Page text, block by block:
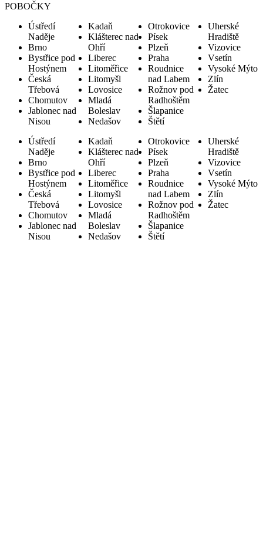
POBOČKY
Ústředí
Naděje
Brno
Bystřice pod
Hostýnem
Česká
Třebová
Chomutov
Jablonec nad
Nisou
Kadaň
Klášterec nad
Ohří
Liberec
Litoměřice
Litomyšl
Lovosice
Mladá
Boleslav
Nedašov
Otrokovice
Písek
Plzeň
Praha
Roudnice
nad Labem
Rožnov pod
Radhoštěm
Šlapanice
Štětí
Uherské
Hradiště
Vizovice
Vsetín
Vysoké Mýto
Zlín
Žatec
Ústředí
Naděje
Brno
Bystřice pod
Hostýnem
Česká
Třebová
Chomutov
Jablonec nad
Nisou
Kadaň
Klášterec nad
Ohří
Liberec
Litoměřice
Litomyšl
Lovosice
Mladá
Boleslav
Nedašov
Otrokovice
Písek
Plzeň
Praha
Roudnice
nad Labem
Rožnov pod
Radhoštěm
Šlapanice
Štětí
Uherské
Hradiště
Vizovice
Vsetín
Vysoké Mýto
Zlín
Žatec